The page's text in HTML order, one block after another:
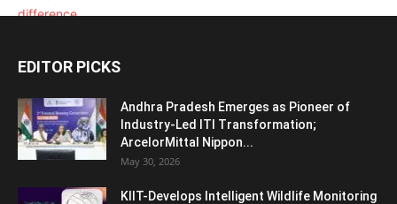
EDITOR PICKS
Andhra Pradesh Emerges as Pioneer of
Industry-Led ITI Transformation;
ArcelorMittal Nippon...
May 30, 2026
KIIT-Develops Intelligent Wildlife Monitoring